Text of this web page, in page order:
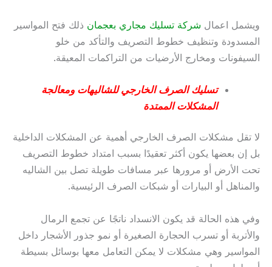
ويشمل اعمال شركة تسليك مجاري بعجمان ذلك فتح المواسير
المسدودة وتنظيف خطوط التصريف والتأكد من خلو
السيفونات ومخارج الأرضيات من التراكمات المعيقة.
تسليك الصرف الخارجي للشاليهات ومعالجة
المشكلات الممتدة
لا تقل مشكلات الصرف الخارجي أهمية عن المشكلات الداخلية
بل إن بعضها يكون أكثر تعقيدًا بسبب امتداد خطوط التصريف
تحت الأرض أو مرورها عبر مسافات طويلة تصل بين الشاليه
والمناهل أو البيارات أو شبكات الصرف الرئيسية.
وفي هذه الحالة قد يكون الانسداد ناتجًا عن تجمع الرمال
والأتربة أو تسرب الحجارة الصغيرة أو نمو جذور الأشجار داخل
المواسير وهي مشكلات لا يمكن التعامل معها بوسائل بسيطة